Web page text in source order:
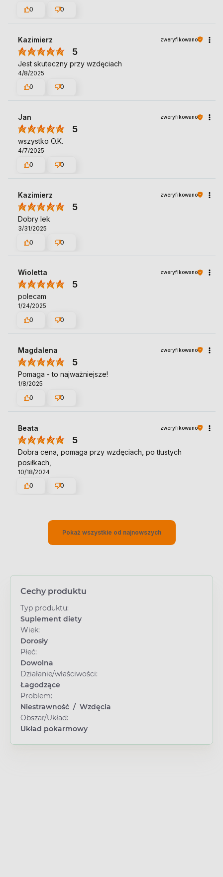
0
0
Kazimierz zweryfikowano
5
Jest skuteczny przy wzdęciach
4/8/2025
0
0
Jan zweryfikowano
5
wszystko O.K.
4/7/2025
0
0
Kazimierz zweryfikowano
5
Dobry lek
3/31/2025
0
0
Wioletta zweryfikowano
5
polecam
1/24/2025
0
0
Magdalena zweryfikowano
5
Pomaga - to najważniejsze!
1/8/2025
0
0
Beata zweryfikowano
5
Dobra cena, pomaga przy wzdęciach, po tłustych
posiłkach,
10/18/2024
0
0
Pokaż wszystkie od najnowszych
Cechy produktu
Typ produktu:
Suplement diety
Wiek:
Dorosły
Płeć:
Dowolna
Działanie/właściwości:
Łagodzące
Problem:
Niestrawność / Wzdęcia
Obszar/Układ:
Układ pokarmowy